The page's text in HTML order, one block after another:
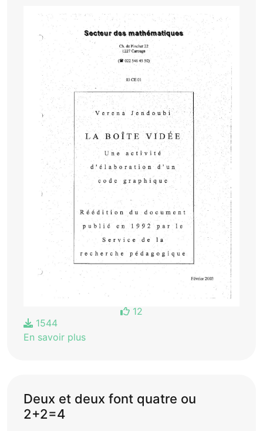
12
1544
En savoir plus
Deux et deux font quatre ou
2+2=4